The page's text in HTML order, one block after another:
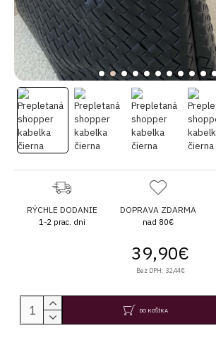
RÝCHLE DODANIE
1-2 prac. dni
DOPRAVA ZDARMA
nad 80€
39,90€
Bez DPH: 32,44€
DO KOŠÍKA